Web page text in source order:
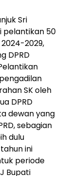
Sri
pelantikan 50
2029,
DPRD
SK oleh
DPRD
dewan yang
sebagian
dulu
ini
periode
Bupati